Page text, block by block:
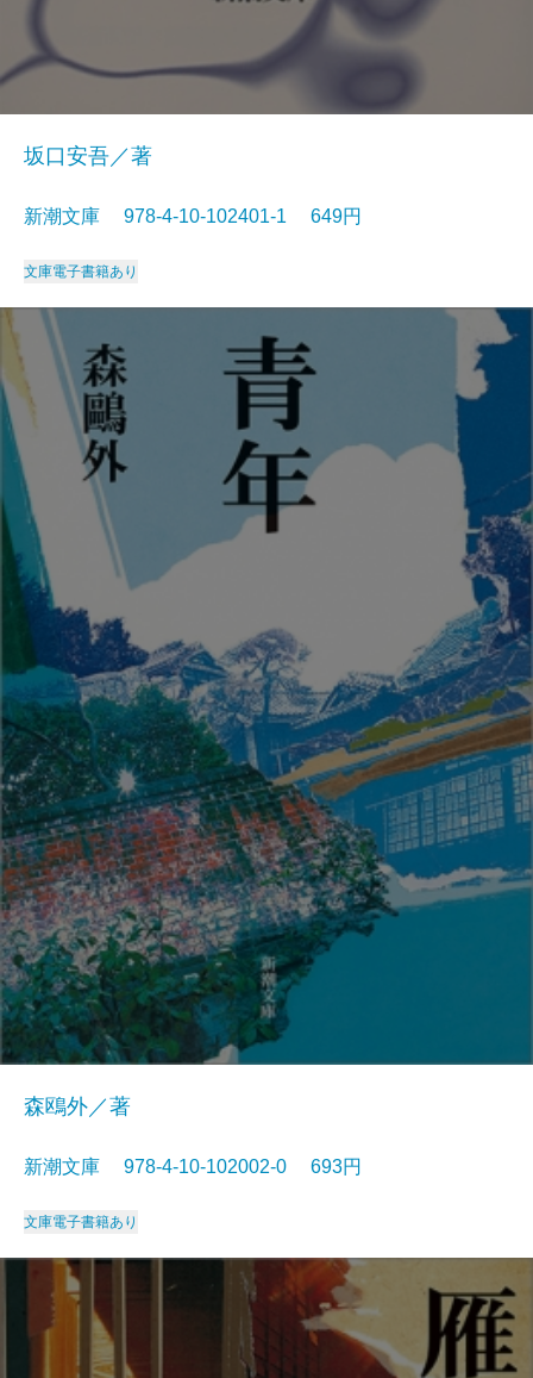
坂口安吾／著
新潮文庫 978-4-10-102401-1 649円
文庫電子書籍あり
森鴎外／著
新潮文庫 978-4-10-102002-0 693円
文庫電子書籍あり